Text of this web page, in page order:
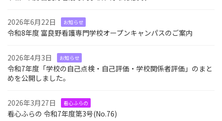
2026年6月22日 お知らせ
令和8年度 富良野看護専門学校オープンキャンパスのご案内
2026年4月3日 お知らせ
令和7年度「学校の自己点検・自己評価・学校関係者評価」のまと
めを公開しました。
2026年3月27日 看心ふらの
看心ふらの 令和7年度第3号(No.76)